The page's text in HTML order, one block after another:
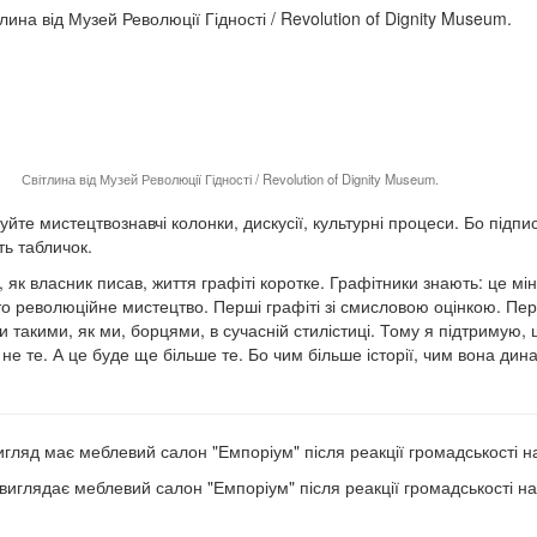
Світлина від Музей Революції Гідності / Revolution of Dignity Museum.
мистецтвознавчі колонки, дискусії, культурні процеси. Бо
табличок.
як власник писав, життя графіті коротке. Графітники знають: це
революційне мистецтво. Перші графіті зі смисловою оцінкою.
такими, як ми, борцями, в сучасній стилістиці. Тому я підтримую,
те. А це буде ще більше те. Бо чим більше історії, чим вона
має меблевий салон "Емпоріум" після реакції